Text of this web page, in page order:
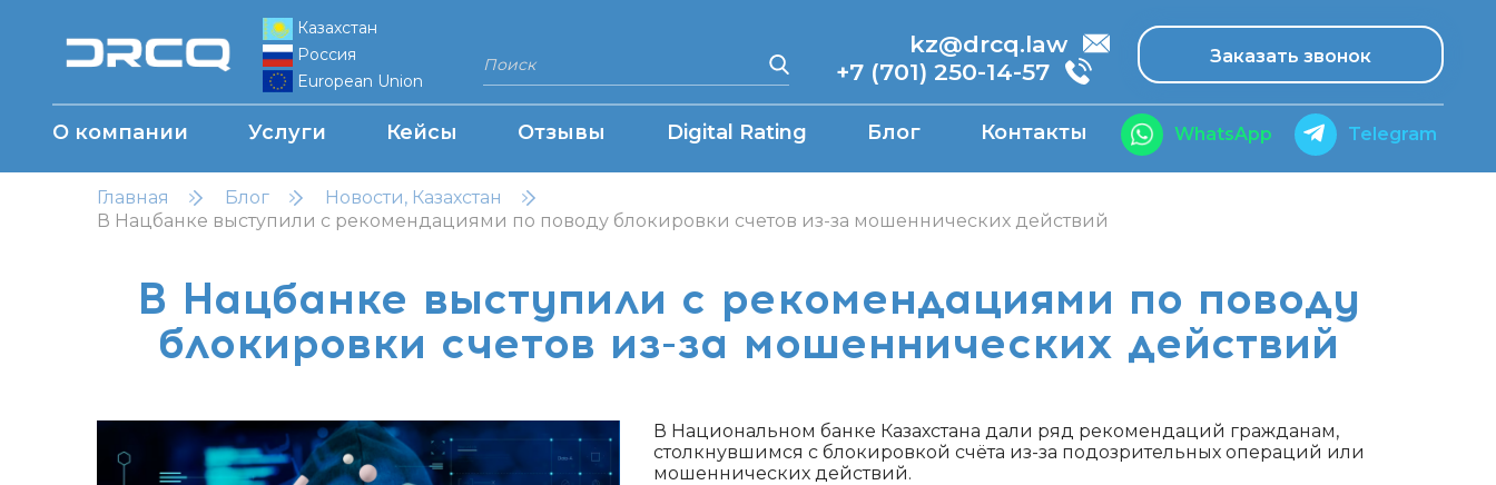
Казахстан
Россия
European Union
kz@drcq.law
+7 (701) 250-14-57
Заказать звонок
О компании Услуги Кейсы Отзывы Digital Rating Блог Контакты WhatsApp Telegram
Главная Блог
Новости, Казахстан
В Нацбанке выступили с рекомендациями по поводу блокировки счетов из-за мошеннических действий
В Нацбанке выступили с рекомендациями по поводу
блокировки счетов из-за мошеннических действий
В Национальном банке Казахстана дали ряд рекомендаций гражданам,
столкнувшимся с блокировкой счёта из-за подозрительных операций или
мошеннических действий.